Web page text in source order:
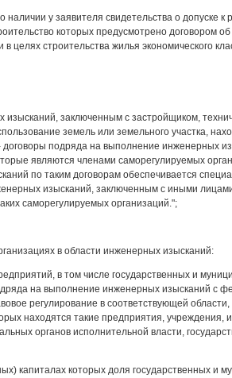
наличии у заявителя свидетельства о допуске
которых предусмотрено договором
целях строительства жилья экономического
заключенным с застройщиком,
земель или земельного участка,
подряда на выполнение инженерных
являются членами саморегулируемых
по таким договорам обеспечивается
изысканий, заключенным с иными
саморегулируемых организаций.";
в области инженерных изысканий:
в том числе государственных и
на выполнение инженерных изысканий с
регулирование в соответствующей
находятся такие предприятия,
органов исполнительной власти,
капиталах которых доля государственных